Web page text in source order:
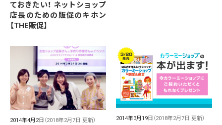
ておきたい！ ネットショップ
店長のための販促のキホン
【THE販促】
2014年4月2日 （2018年2月7日 更新） 2014年3月19日 （2018年2月7日 更新）